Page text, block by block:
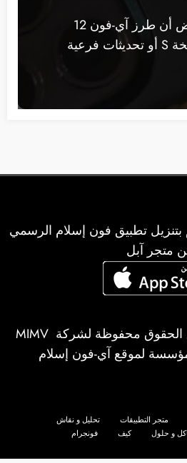
قد يرى البعض أن طرز آي-فون 12
ماهي إلا نسخة S أو تحديثات فرعية
تطبيق فون إسلام الرسمي
متجر آبل
MIMV
لموقع آي-فون إسلام
متجر التطبيقات
تحليل و نقاش
و حلول كيف فونجرام